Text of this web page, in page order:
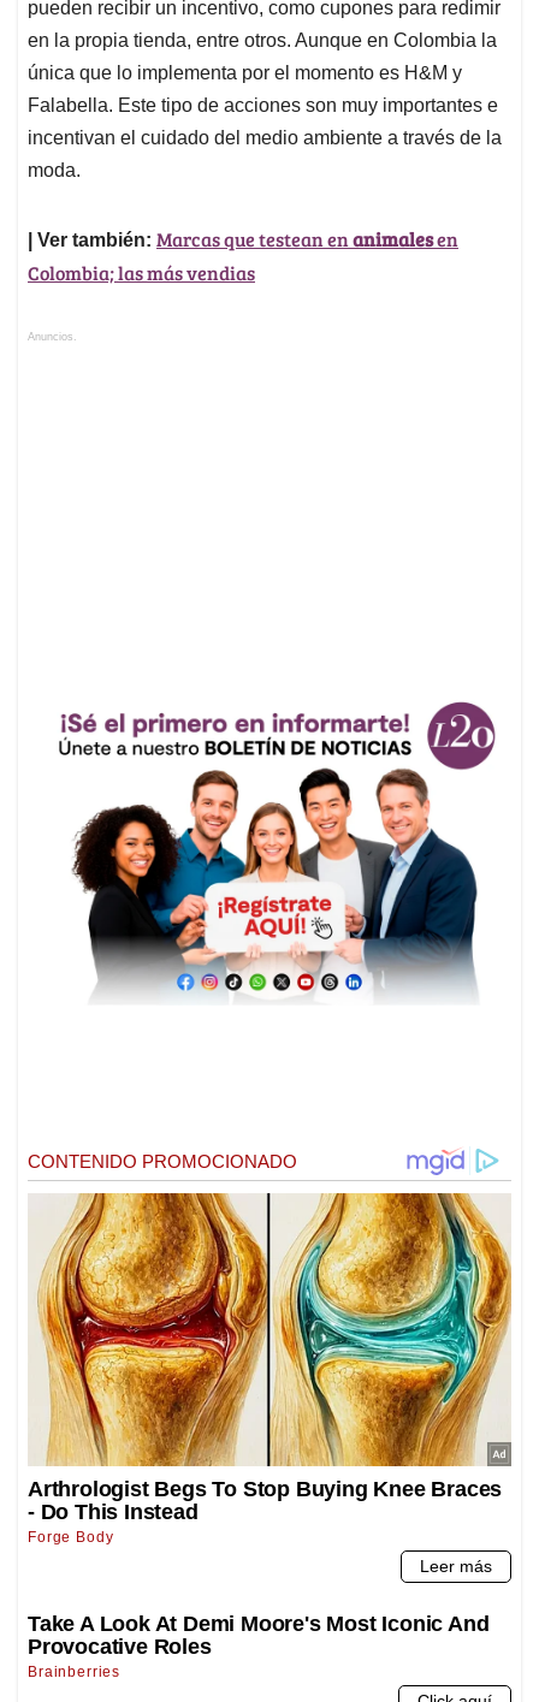
pueden recibir un incentivo, como cupones para redimir
en la propia tienda, entre otros. Aunque en Colombia la
única que lo implementa por el momento es H&M y
Falabella. Este tipo de acciones son muy importantes e
incentivan el cuidado del medio ambiente a través de la
moda.
| Ver también: Marcas que testean enanimalesen
Colombia; las más vendias
Anuncios.